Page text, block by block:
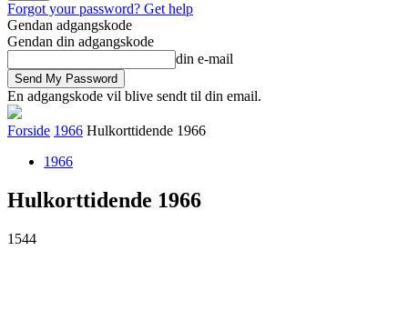
Forgot your password? Get help
Gendan adgangskode
Gendan din adgangskode
din e-mail
En adgangskode vil blive sendt til din email.
Forside 1966 Hulkorttidende 1966
1966
Hulkorttidende 1966
1544